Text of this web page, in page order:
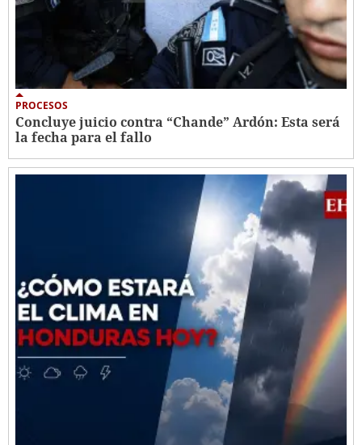
PROCESOS
Concluye juicio contra “Chande” Ardón: Esta será
la fecha para el fallo